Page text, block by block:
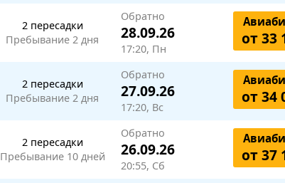
2 пересадки
Пребывание 2 дня
Обратно
28.09.26
17:20, Пн
от 33
2 пересадки
Пребывание 2 дня
Обратно
27.09.26
17:20, Вс
от 34
2 пересадки
Пребывание 10 дней
Обратно
26.09.26
20:55, Сб
от 37